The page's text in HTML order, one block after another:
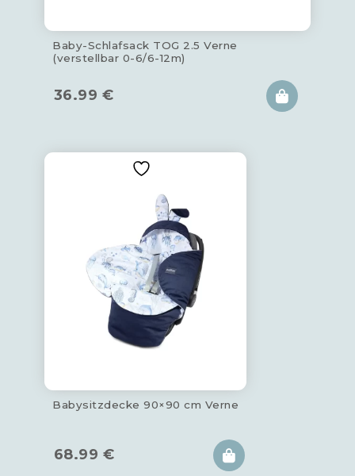
Baby-Schlafsack TOG 2.5 Verne
(verstellbar 0-6/6-12m)
36.99 €
Babysitzdecke 90×90 cm Verne
68.99 €